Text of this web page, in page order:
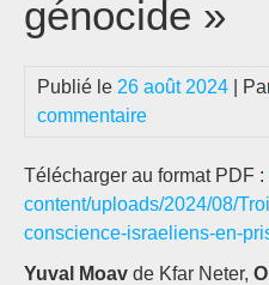
génocide »
Publié le 26 août 2024 |
commentaire
Télécharger au format PDF :
content/uploads/2024/08/
conscience-israeliens-en-
Yuval Moav de Kfar Neter,